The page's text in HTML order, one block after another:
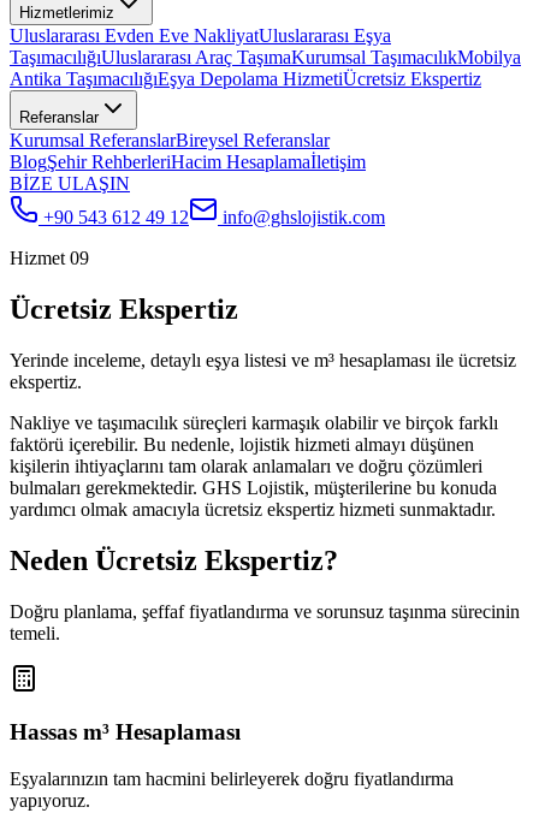
Hizmetlerimiz
Uluslararası Evden Eve NakliyatUluslararası Eşya
TaşımacılığıUluslararası Araç TaşımaKurumsal TaşımacılıkMobilya
Antika TaşımacılığıEşya Depolama HizmetiÜcretsiz Ekspertiz
Referanslar
Kurumsal ReferanslarBireysel Referanslar
BlogŞehir RehberleriHacim Hesaplamaİletişim
BİZE ULAŞIN
+90 543 612 49 12
info@ghslojistik.com
Hizmet 09
Ücretsiz Ekspertiz
Yerinde inceleme, detaylı eşya listesi ve m³ hesaplaması ile ücretsiz
ekspertiz.
Nakliye ve taşımacılık süreçleri karmaşık olabilir ve birçok farklı
faktörü içerebilir. Bu nedenle, lojistik hizmeti almayı düşünen
kişilerin ihtiyaçlarını tam olarak anlamaları ve doğru çözümleri
bulmaları gerekmektedir. GHS Lojistik, müşterilerine bu konuda
yardımcı olmak amacıyla ücretsiz ekspertiz hizmeti sunmaktadır.
Neden Ücretsiz Ekspertiz?
Doğru planlama, şeffaf fiyatlandırma ve sorunsuz taşınma sürecinin
temeli.
Hassas m³ Hesaplaması
Eşyalarınızın tam hacmini belirleyerek doğru fiyatlandırma
yapıyoruz.